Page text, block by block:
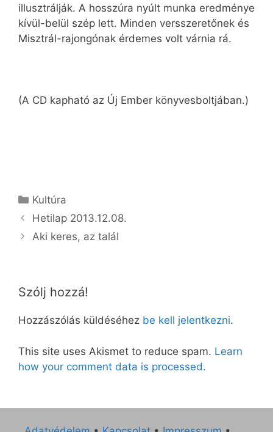
illusztrálják. A hosszúra nyúlt munka eredménye
kívül-belül szép lett. Minden versszeretőnek és
Misztrál-rajongónak érdemes volt várnia rá.
(A CD kapható az Új Ember könyvesboltjában.)
Kategória
Kultúra
Hetilap 2013.12.08.
Aki keres, az talál
Szólj hozzá!
Hozzászólás küldéséhez be kell jelentkezni.
This site uses Akismet to reduce spam. Learn
how your comment data is processed.